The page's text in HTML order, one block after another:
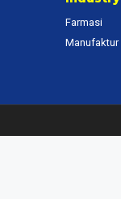
Farmasi
Manufaktur